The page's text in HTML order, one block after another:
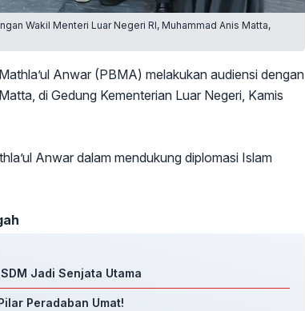
Wakil Menteri Luar Negeri RI, Muhammad Anis Matta,
Anwar (PBMA) melakukan audiensi dengan
di Gedung Kementerian Luar Negeri, Kamis
Anwar dalam mendukung diplomasi Islam
Jadi Senjata Utama
Peradaban Umat!